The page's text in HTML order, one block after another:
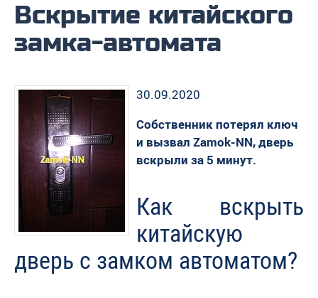
Вскрытие китайского
замка-автомата
30.09.2020
Собственник потерял ключ
и вызвал Zamok-NN, дверь
вскрыли за 5 минут.
Как вскрыть
китайскую
дверь с замком автоматом?